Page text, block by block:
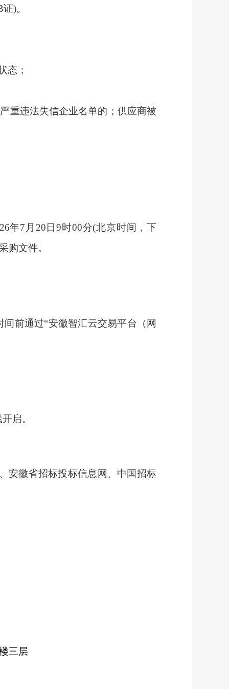
证)。
态；
重违法失信企业名单的；供应商被
年7 月 20 日9 时00分(北京时间，下
购文件。
间前通过“安徽智汇云交易平台（网
启。
安徽省招标投标信息网、中国招标
三层